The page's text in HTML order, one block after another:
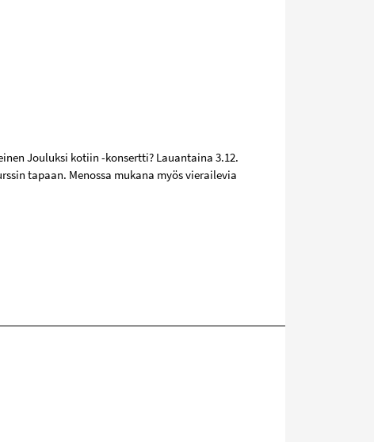
Jouluksi kotiin -konsertti? Lauantaina 3.12.
tapaan. Menossa mukana myös vierailevia